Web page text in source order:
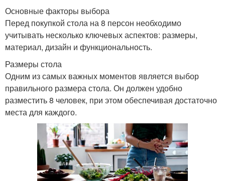
Основные факторы выбора
Перед покупкой стола на 8 персон необходимо
учитывать несколько ключевых аспектов: размеры,
материал, дизайн и функциональность.
Размеры стола
Одним из самых важных моментов является выбор
правильного размера стола. Он должен удобно
разместить 8 человек, при этом обеспечивая достаточно
места для каждого.